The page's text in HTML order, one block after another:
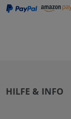
HILFE & INFO